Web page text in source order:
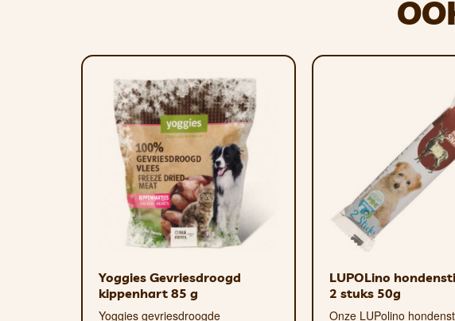
rundvlees 99,7%, zeezout 0,3%.
Analytische componenten*: ruw eiwit 55,8%, ruw
Gemetaboliseerde energie
*Analytische componenten, uiterlijk en consistentie
gebruikte grondstoffen.
DOSERING
Serveren:Yoggies snacks zijn een aanvullend
Yoggies Gevriesdroogd
kippenhart 85 g
Yoggies gevriesdroogde
LUPOLino
2 stuks 50g
Onze LUPolino